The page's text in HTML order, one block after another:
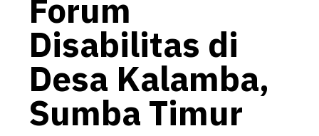
Forum
Disabilitas di
Desa Kalamba,
Sumba Timur